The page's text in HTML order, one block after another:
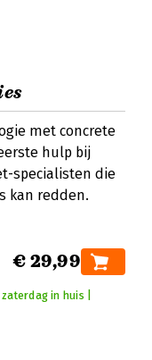
met concrete
hulp bij
specialisten die
kan redden.
€ 29,99
in huis |